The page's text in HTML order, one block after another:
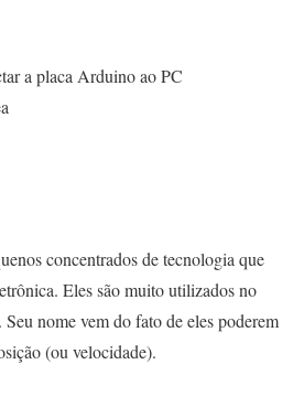
a placa Arduino ao PC
concentrados de tecnologia que
Eles são muito utilizados no
nome vem do fato de eles poderem
(ou velocidade).